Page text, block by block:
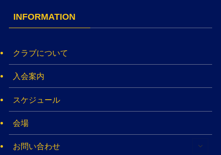
INFORMATION
クラブについて
入会案内
スケジュール
会場
お問い合わせ